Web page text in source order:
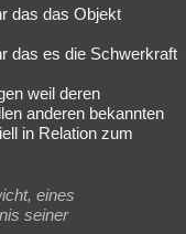
das das Objekt
das es die Schwerkraft
weil deren
anderen bekannten
in Relation zum
eines
seiner